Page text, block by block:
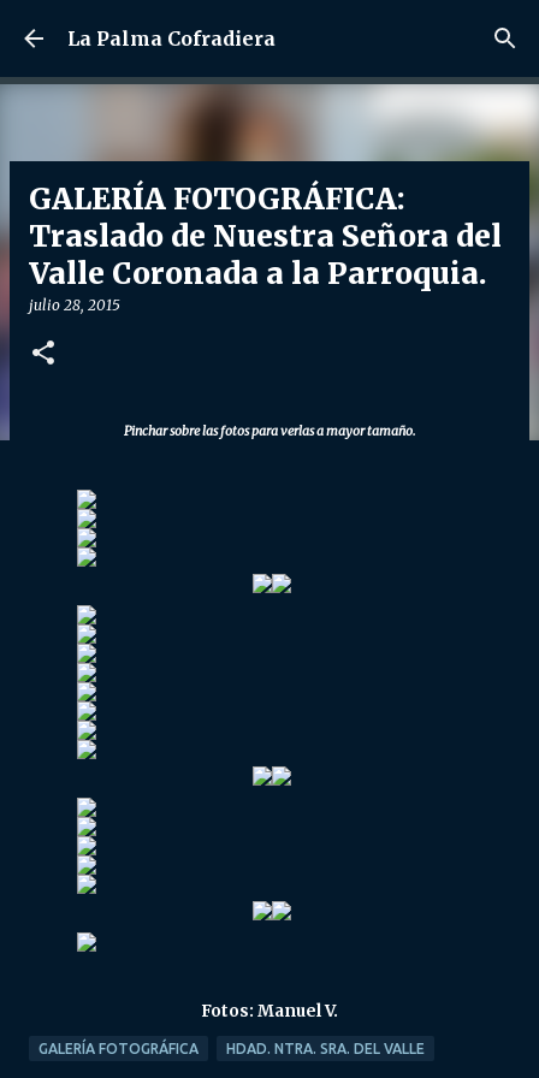
Ir al contenido principal
La Palma Cofradiera
GALERÍA FOTOGRÁFICA:
Traslado de Nuestra Señora del
Valle Coronada a la Parroquia.
julio 28, 2015
Pinchar sobre las fotos para verlas a mayor tamaño.
Fotos: Manuel V.
GALERÍA FOTOGRÁFICA HDAD. NTRA. SRA. DEL VALLE